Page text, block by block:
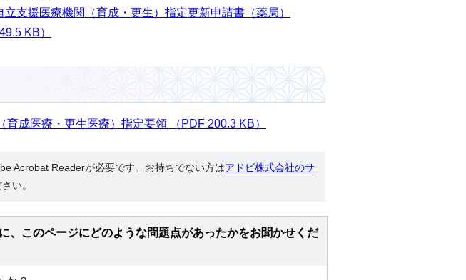
立支援医療機関（育成・更生）指定更新申請書（薬局）
KB）
成医療・更生医療）指定要領 （PDF 200.3 KB）
Acrobat Readerが必要です。お持ちでない方はアドビ株式会社のサ
い。
、このページにどのような問題点があったかをお聞かせくだ